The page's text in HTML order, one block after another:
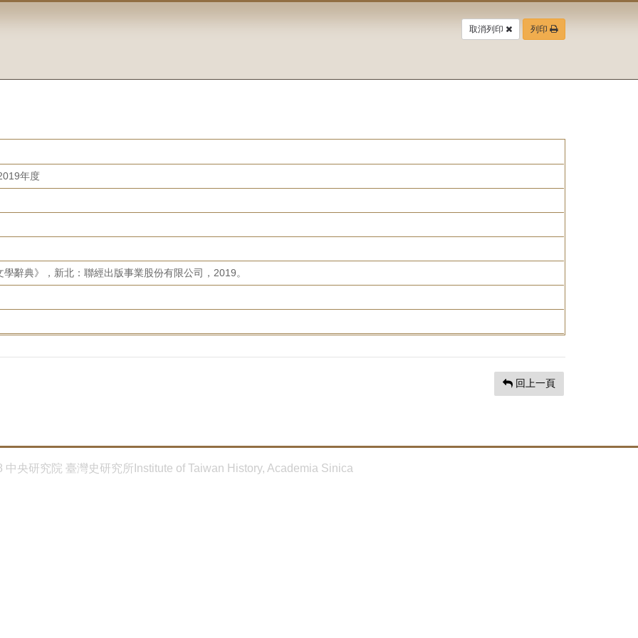
取消列印 列印
年度
學辭典》，新北：聯經出版事業股份有限公司，2019。
回上一頁
中央研究院 臺灣史研究所Institute of Taiwan History, Academia Sinica